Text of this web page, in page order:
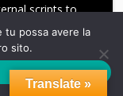
scripts to
Translate »
tu possa avere la
sito.